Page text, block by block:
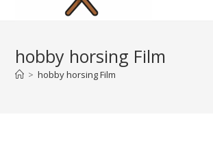
hobby horsing Film
> hobby horsing Film